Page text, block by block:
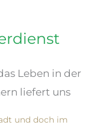
Leben in der
liefert uns
und doch im